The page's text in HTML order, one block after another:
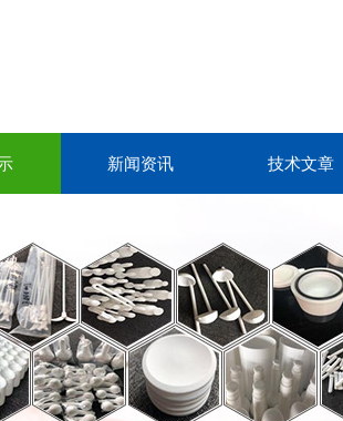
新闻资讯 技术文章